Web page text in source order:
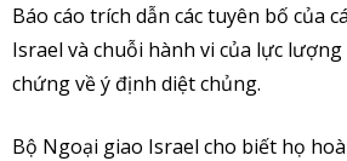
Báo cáo trích dẫn các tuyên bố của
Israel và chuỗi hành vi của lực
chứng về ý định diệt chủng.
Bộ Ngoại giao Israel cho biết họ